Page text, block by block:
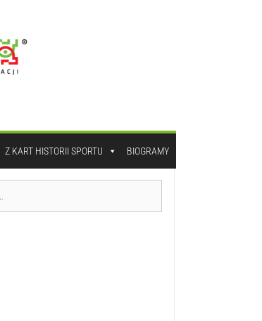
Z KART HISTORII SPORTU BIOGRAMY